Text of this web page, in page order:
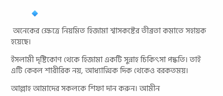
অনেকের ক্ষেত্রে নিয়মিত হিজামা শ্বাসকষ্টের তীব্রতা কমাতে সহায়ক
হয়েছে।
ইসলামী দৃষ্টিকোণ থেকে হিজামা একটি সুন্নাহ চিকিৎসা পদ্ধতি। তাই
এটি কেবল শারীরিক নয়, আধ্যাত্মিক দিক থেকেও বরকতময়।
আল্লাহ আমাদের সকলকে শিফা দান করুন। আমীন